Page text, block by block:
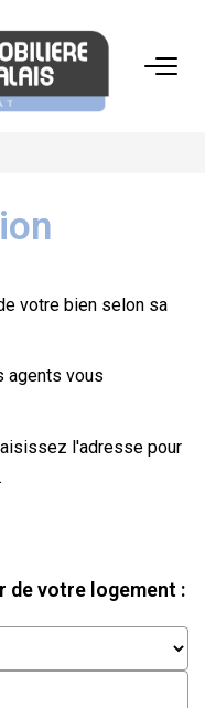
votre bien selon sa
agents vous
l'adresse pour
de votre logement :